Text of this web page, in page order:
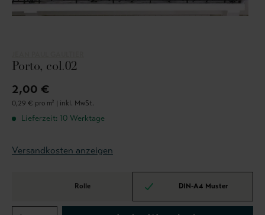
Porto, col.02
2,00 €
0,29 € pro m² | inkl. MwSt.
Lieferzeit: 10 Werktage
Versandkosten anzeigen
Rolle DIN-A4 Muster